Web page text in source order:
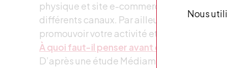
Nous
physique et site e-commerce est un
différents canaux. Par ailleurs, faire de la
promouvoir votre activité et assurer son
À quoi faut-il penser avant de vendre sur
D’après une étude Médiamétrie réalisée